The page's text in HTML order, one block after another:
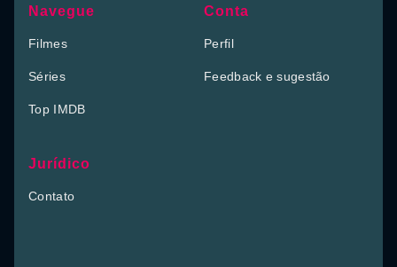
Navegue
Filmes
Séries
Top IMDB
Conta
Perfil
Feedback e sugestão
Jurídico
Contato